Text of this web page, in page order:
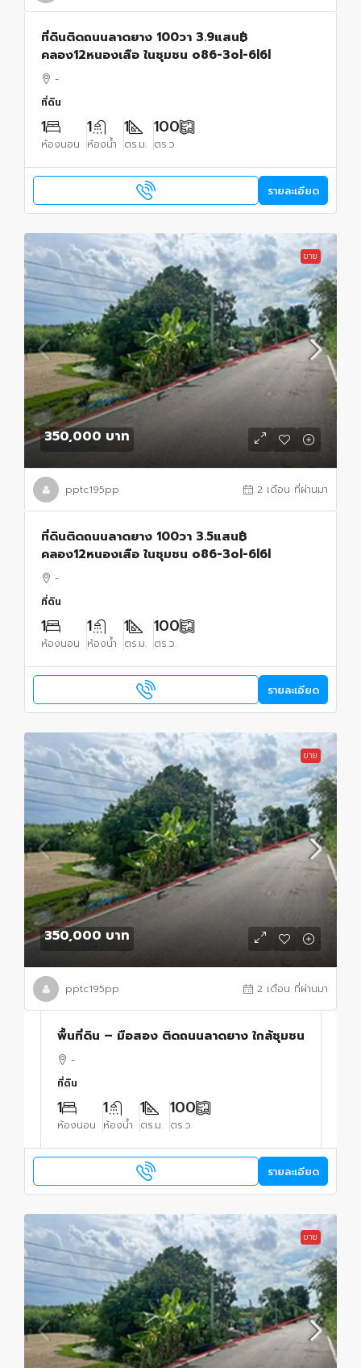
ที่ดินติดถนนลาดยาง 100วา 3.9แสน฿
คลอง12หนองเสือ ในชุมชน o86-3ol-6l6l
-
ที่ดิน
1
ห้องนอน
1
ห้องน้ำ
1
ตร.ม.
100
ตร.ว.
รายละเอียด
ขาย
350,000 บาท
pptc195pp 2 เดือน ที่ผ่านมา
ที่ดินติดถนนลาดยาง 100วา 3.5แสน฿
คลอง12หนองเสือ ในชุมชน o86-3ol-6l6l
-
ที่ดิน
1
ห้องนอน
1
ห้องน้ำ
1
ตร.ม.
100
ตร.ว.
รายละเอียด
ขาย
350,000 บาท
pptc195pp 2 เดือน ที่ผ่านมา
พื้นที่ดิน – มือสอง ติดถนนลาดยาง ใกล้ชุมชน
-
ที่ดิน
1
ห้องนอน
1
ห้องน้ำ
1
ตร.ม.
100
ตร.ว.
รายละเอียด
ขาย